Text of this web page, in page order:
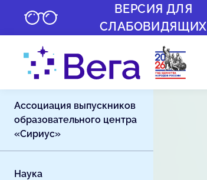
ВЕРСИЯ ДЛЯ
СЛАБОВИДЯЩИХ
Ассоциация выпускников
образовательного центра
«Сириус»
Наука